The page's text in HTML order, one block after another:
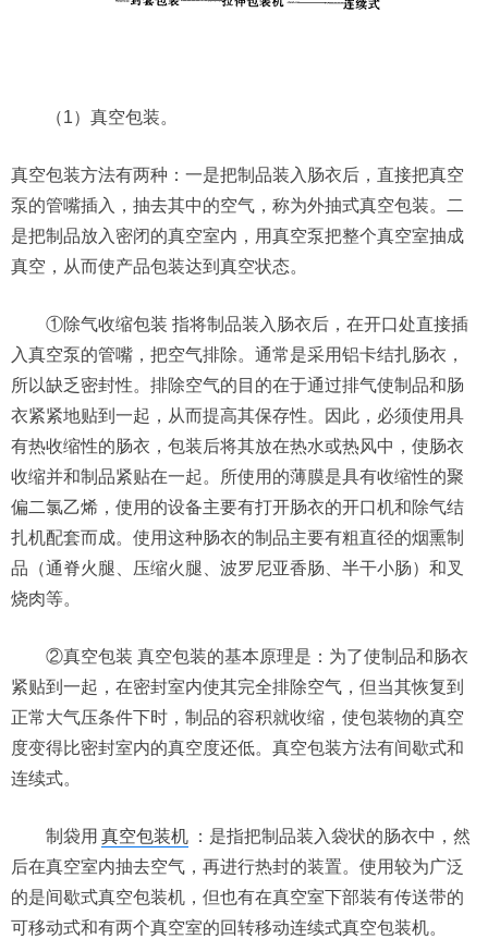
（1）真空包装。
真空包装方法有两种：一是把制品装入肠衣后，直接把真空
泵的管嘴插入，抽去其中的空气，称为外抽式真空包装。二
是把制品放入密闭的真空室内，用真空泵把整个真空室抽成
真空，从而使产品包装达到真空状态。
①除气收缩包装 指将制品装入肠衣后，在开口处直接插
入真空泵的管嘴，把空气排除。通常是采用铝卡结扎肠衣，
所以缺乏密封性。排除空气的目的在于通过排气使制品和肠
衣紧紧地贴到一起，从而提高其保存性。因此，必须使用具
有热收缩性的肠衣，包装后将其放在热水或热风中，使肠衣
收缩并和制品紧贴在一起。所使用的薄膜是具有收缩性的聚
偏二氯乙烯，使用的设备主要有打开肠衣的开口机和除气结
扎机配套而成。使用这种肠衣的制品主要有粗直径的烟熏制
品（通脊火腿、压缩火腿、波罗尼亚香肠、半干小肠）和叉
烧肉等。
②真空包装 真空包装的基本原理是：为了使制品和肠衣
紧贴到一起，在密封室内使其完全排除空气，但当其恢复到
正常大气压条件下时，制品的容积就收缩，使包装物的真空
度变得比密封室内的真空度还低。真空包装方法有间歇式和
连续式。
制袋用 真空包装机 ：是指把制品装入袋状的肠衣中，然
后在真空室内抽去空气，再进行热封的装置。使用较为广泛
的是间歇式真空包装机，但也有在真空室下部装有传送带的
可移动式和有两个真空室的回转移动连续式真空包装机。